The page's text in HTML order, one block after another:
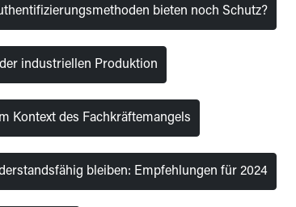
bieten noch Schutz?
industriellen Produktion
Kontext des Fachkräftemangels
bleiben: Empfehlungen für 2024